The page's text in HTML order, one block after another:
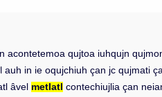
acontetemoa qujtoa iuhqujn
auh in ie oqujchiuh çan jc qujmati
âvel metlatl contechiujlia çan